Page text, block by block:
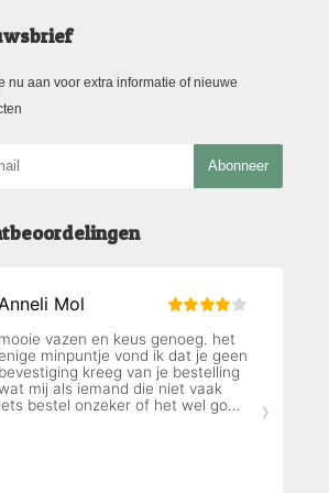
nu aan voor extra informatie of nieuwe
Abonneer